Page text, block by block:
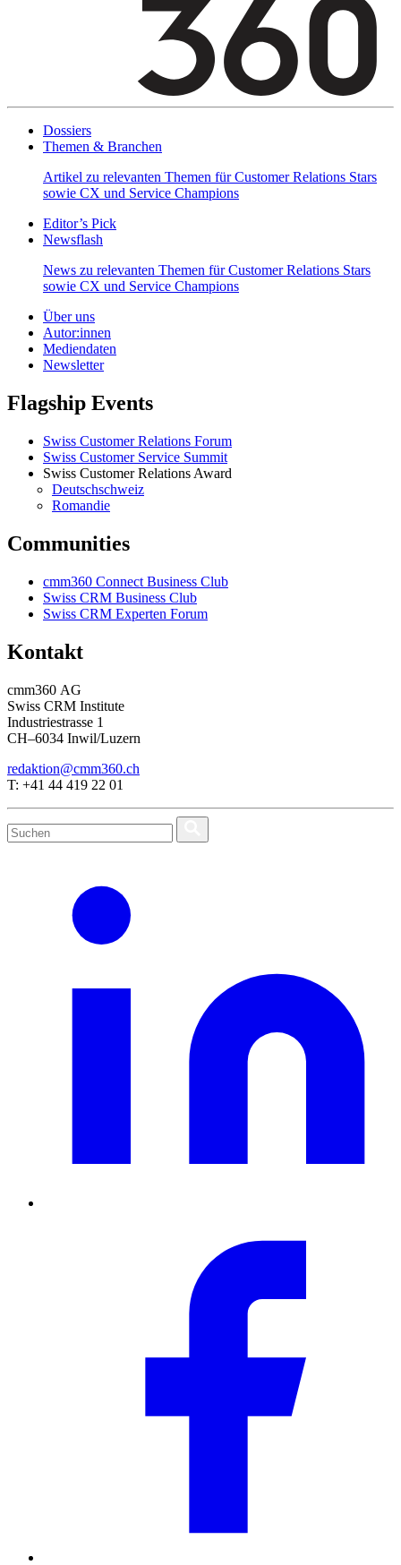
Dossiers
Themen & Branchen
Artikel zu relevanten Themen für Customer Relations Stars
sowie CX und Service Champions
Editor’s Pick
Newsflash
News zu relevanten Themen für Customer Relations Stars
sowie CX und Service Champions
Über uns
Autor:innen
Mediendaten
Newsletter
Flagship Events
Swiss Customer Relations Forum
Swiss Customer Service Summit
Swiss Customer Relations Award
Deutschschweiz
Romandie
Communities
cmm360 Connect Business Club
Swiss CRM Business Club
Swiss CRM Experten Forum
Kontakt
cmm360 AG
Swiss CRM Institute
Industriestrasse 1
CH–6034 Inwil/Luzern
redaktion@cmm360.ch
T: +41 44 419 22 01